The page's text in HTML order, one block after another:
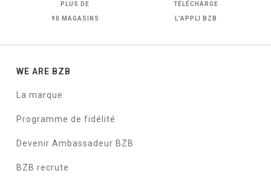
PLUS DE
90 MAGASINS
TÉLÉCHARGE
L'APPLI BZB
WE ARE BZB
La marque
Programme de fidélité
Devenir Ambassadeur BZB
BZB recrute